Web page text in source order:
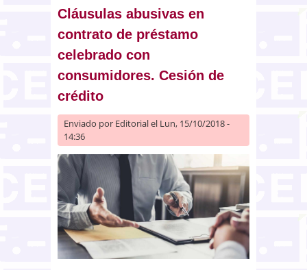
autor, de una fotografía
publicada en otro sitio de
Internet con la autorización de
dicho titular
Cláusulas abusivas en
contrato de préstamo
celebrado con
consumidores. Cesión de
crédito
Enviado por Editorialel Lun, 15/10/2018 -
14:36